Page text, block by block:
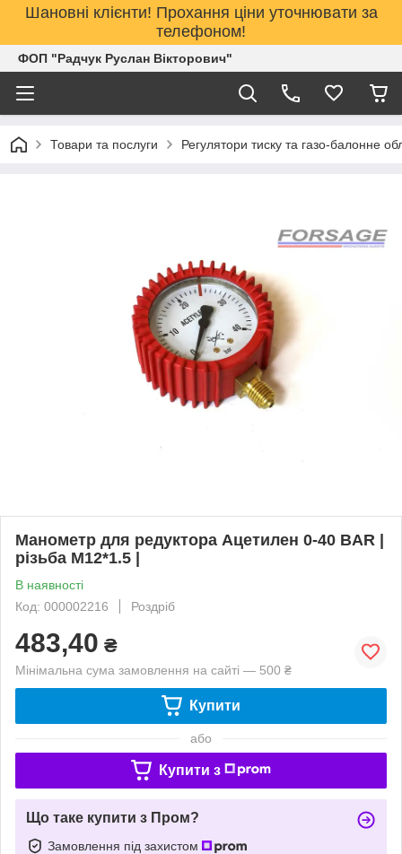
Шановні клієнти! Прохання ціни уточнювати за
телефоном!
ФОП "Радчук Руслан Вікторович"
Товари та послуги Регулятори тиску та газо-балонне
Манометр для редуктора Ацетилен 0-40 BAR |
різьба M12*1.5 |
В наявності
Код: 000002216
Роздріб
483,40 ₴
Мінімальна сума замовлення на сайті — 500 ₴
Купити
або
Купити з
Що таке купити з Пром?
Замовлення під захистом